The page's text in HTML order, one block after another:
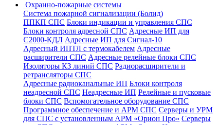
Охранно-пожарные системы
Система пожарной сигнализации (Болид)
ППКП СПС Блоки индикации и управления СПС
Блоки контроля адресной СПС Адресные ИП для
С2000-КДЛ Адресные ИП для Сигнал-10
Адресный ИПТЛ с термокабелем Адресные
расширители СПС Адресные релейные блоки СПС
Изоляторы КЗ линий СПС Радиорасширители и
ретрансляторы СПС
Адресные радиоканальные ИП Блоки контроля
неадресной СПС Неадресные ИП Релейные и пусковые
блоки СПС Вспомогательное оборудование СПС
Программное обеспечение и АРМ СПС Серверы и УРМ
для СПС с установленным АРМ «Орион Про» Серверы